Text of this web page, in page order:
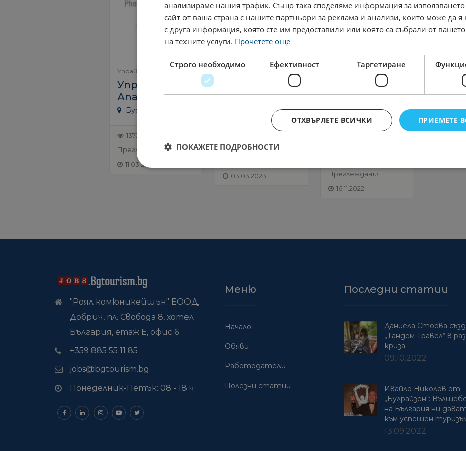
Управители Хотели
Управител
Апартхотел
Бургас
1372
Преглеждания
11.03.2023
Управители Хотели
Комплексен
управител
4 000.00 лв
2962
03.03.2023
Управители Хотели
САЛОНЕН
УПРАВИТЕЛ/
САЛОННА
УПРАВИТЕЛКА
Паничище
Преглеждания
16.11.2022
"Роял комюникейшън" ЕООД,
Добрич, пл. Свобода 8, хотел
България, етаж Е, офис 6
+359 885 55 11 85
jobs@bgtourism.bg
Понеделник-Петък: 08 - 18 ч.
Меню
Начало
Обяви
Работодатели
Полезни статии
Последни статии
Даниела Стоева
„Тандем Травел“ в
криза
09.10.2022
Ивайло Николов от
„Булрайзен“:
на България ни
към успешен
13.09.2022
анализираме нашия трафик. Също така споделяме информация за
сайт от ваша страна с нашите партньори за реклама и анализи, които може да
с друга информация, която сте им предоставили или която са събрали от
на техните услуги. Прочетете още
Строго необходимо Ефективност Таргетиране
ПРИЕМЕТЕ
ОТХВЪРЛЕТЕ ВСИЧКИ
ПОКАЖЕТЕ ПОДРОБНОСТИ